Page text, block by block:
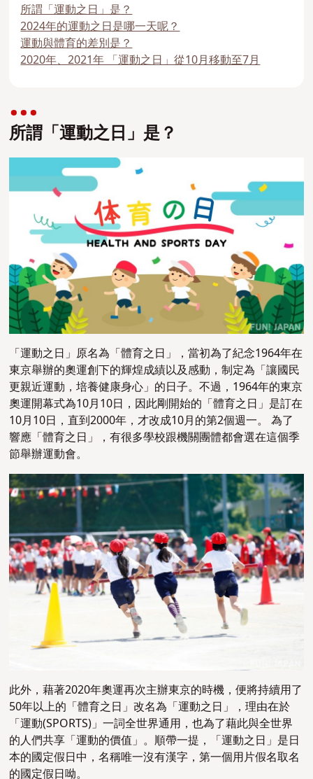
所謂「運動之日」是？
2024年的運動之日是哪一天呢？
運動與體育的差別是？
2020年、2021年 「運動之日」從10月移動至7月
所謂「運動之日」是？
「運動之日」原名為「體育之日」，當初為了紀念1964年在
東京舉辦的奧運創下的輝煌成績以及感動，制定為「讓國民
更親近運動，培養健康身心」的日子。不過，1964年的東京
奧運開幕式為10月10日，因此剛開始的「體育之日」是訂在
10月10日，直到2000年，才改成10月的第2個週一。 為了
響應「體育之日」，有很多學校跟機關團體都會選在這個季
節舉辦運動會。
此外，藉著2020年奧運再次主辦東京的時機，便將持續用了
50年以上的「體育之日」改名為「運動之日」，理由在於
「運動(SPORTS)」一詞全世界通用，也為了藉此與全世界
的人們共享「運動的價值」。順帶一提，「運動之日」是日
本的國定假日中，名稱唯一沒有漢字，第一個用片假名取名
的國定假日呦。